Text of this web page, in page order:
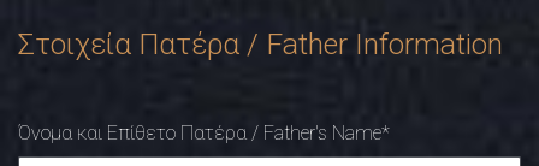
Στοιχεία Πατέρα / Father Information
Όνομα και Επίθετο Πατέρα / Father's Name*